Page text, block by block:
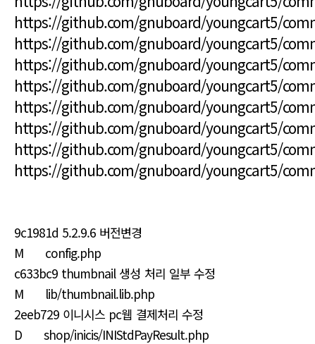
https://github.com/gnuboard/youngcart5/
https://github.com/gnuboard/youngcart5/
https://github.com/gnuboard/youngcart5/
https://github.com/gnuboard/youngcart5/
https://github.com/gnuboard/youngcart5/
https://github.com/gnuboard/youngcart5/
https://github.com/gnuboard/youngcart5/
https://github.com/gnuboard/youngcart5/
9c1981d 5.2.9.6 버전변경
M config.php
c633bc9 thumbnail 생성 처리 일부 수정
M lib/thumbnail.lib.php
2eeb729 이니시스 pc웹 결제처리 수정
D shop/inicis/INIStdPayResult.php